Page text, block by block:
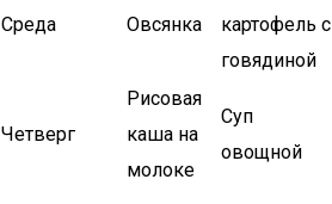
Среда Овсянка
картофель с
говядиной
Четверг
Рисовая
каша на
молоке
Суп
овощной